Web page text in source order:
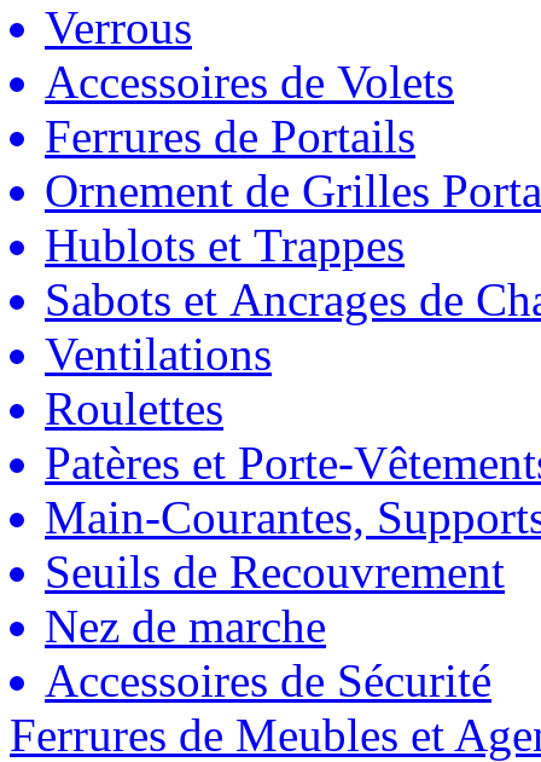
Verrous
Accessoires de Volets
Ferrures de Portails
Ornement de Grilles
Hublots et Trappes
Sabots et Ancrages de
Ventilations
Roulettes
Patères et Porte-
Main-Courantes,
Seuils de Recouvrement
Nez de marche
Accessoires de Sécurité
Ferrures de Meubles et